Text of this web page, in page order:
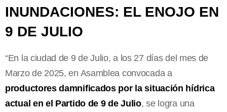
INUNDACIONES: EL ENOJO EN
9 DE JULIO
“En la ciudad de 9 de Julio, a los 27 días del mes de
Marzo de 2025, en Asamblea convocada a
productores damnificados por la situación hídrica
actual en el Partido de 9 de Julio, se logra una